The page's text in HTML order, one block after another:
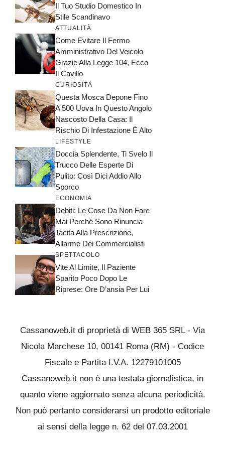
Il Tuo Studio Domestico In
Stile Scandinavo
ATTUALITÀ
Come Evitare Il Fermo
Amministrativo Del Veicolo
Grazie Alla Legge 104, Ecco
Il Cavillo
CURIOSITÀ
Questa Mosca Depone Fino
A 500 Uova In Questo Angolo
Nascosto Della Casa: Il
Rischio Di Infestazione È Alto
LIFESTYLE
Doccia Splendente, Ti Svelo Il
Trucco Delle Esperte Di
Pulito: Così Dici Addio Allo
Sporco
ECONOMIA
Debiti: Le Cose Da Non Fare
Mai Perché Sono Rinuncia
Tacita Alla Prescrizione,
Allarme Dei Commercialisti
SPETTACOLO
Vite Al Limite, Il Paziente
Sparito Poco Dopo Le
Riprese: Ore D’ansia Per Lui
Cassanoweb.it di proprietà di WEB 365 SRL - Via
Nicola Marchese 10, 00141 Roma (RM) - Codice
Fiscale e Partita I.V.A. 12279101005
Cassanoweb.it non è una testata giornalistica, in
quanto viene aggiornato senza alcuna periodicità.
Non può pertanto considerarsi un prodotto editoriale
ai sensi della legge n. 62 del 07.03.2001